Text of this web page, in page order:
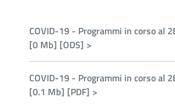
COVID-19 - Programmi in corso al
[0 Mb] [ODS] >
COVID-19 - Programmi in corso al
[0.1 Mb] [PDF] >